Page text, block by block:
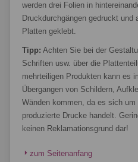
werden drei Folien in
Druckdurchgängen gedruckt
Platten geklebt.
Tipp: Achten Sie bei der
Schriften usw. über die
mehrteiligen Produkten kann es
Übergangen von Schildern,
Wänden kommen, da es sich um
produzierte Drucke handelt.
keinen Reklamationsgrund dar!
zum Seitenanfang